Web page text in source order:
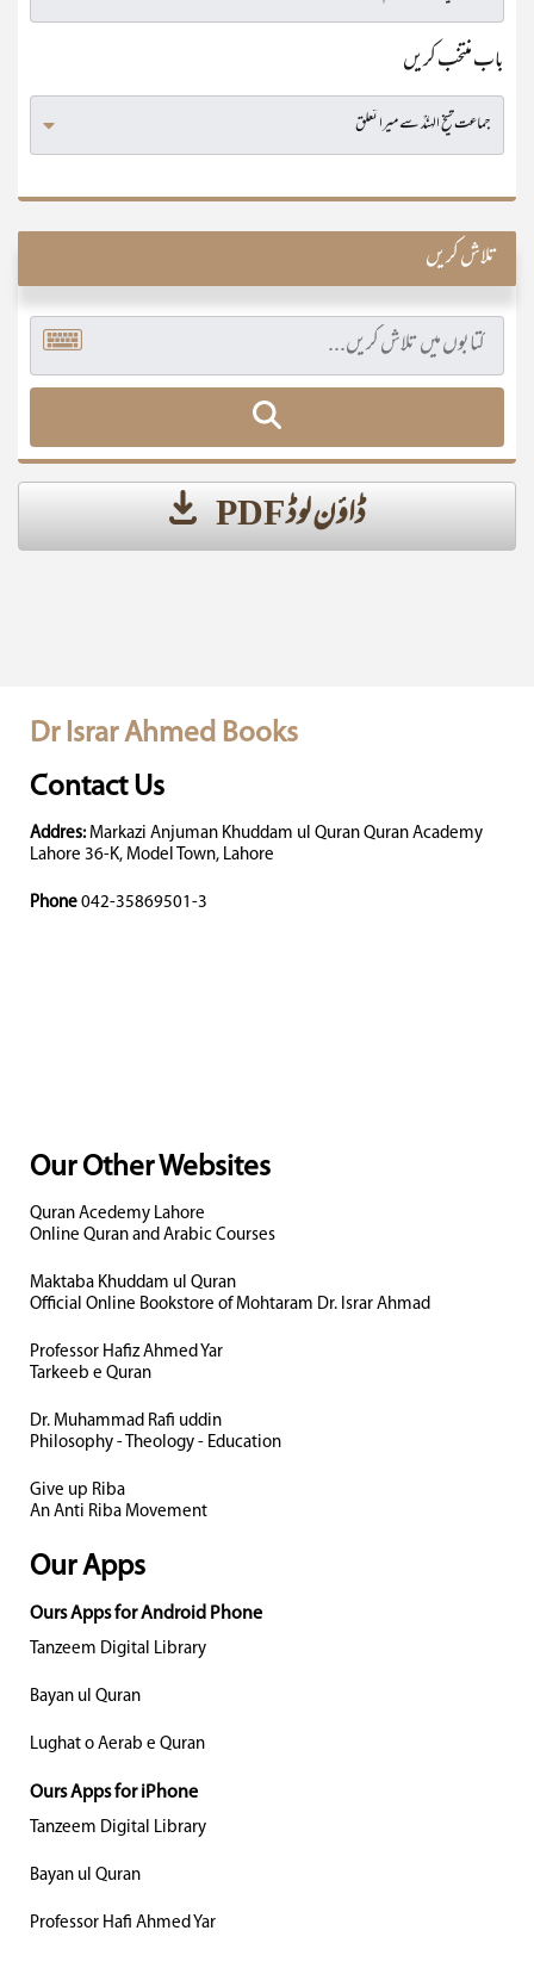
باب منتخب کریں
تلاش کریں
ڈاؤن لوڈ PDF
Dr Israr Ahmed Books
Contact Us
Addres: Markazi Anjuman Khuddam ul Quran Quran Academy
Lahore 36-K, Model Town, Lahore
Phone 042-35869501-3
Our Other Websites
Quran Acedemy Lahore
Online Quran and Arabic Courses
Maktaba Khuddam ul Quran
Official Online Bookstore of Mohtaram Dr. Israr Ahmad
Professor Hafiz Ahmed Yar
Tarkeeb e Quran
Dr. Muhammad Rafi uddin
Philosophy - Theology - Education
Give up Riba
An Anti Riba Movement
Our Apps
Ours Apps for Android Phone
Tanzeem Digital Library
Bayan ul Quran
Lughat o Aerab e Quran
Ours Apps for iPhone
Tanzeem Digital Library
Bayan ul Quran
Professor Hafi Ahmed Yar